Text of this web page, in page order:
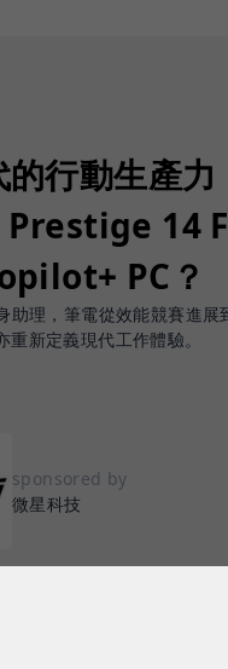
行動生產
Prestige 14
PC？
助理，筆電從效能競賽進
新定義現代工作體驗。
sponsored by
微星科技